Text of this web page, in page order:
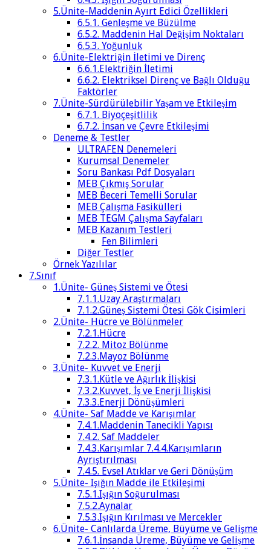
5.Ünite-Maddenin Ayırt Edici Özellikleri
6.5.1. Genleşme ve Büzülme
6.5.2. Maddenin Hal Değişim Noktaları
6.5.3. Yoğunluk
6.Ünite-Elektriğin İletimi ve Direnç
6.6.1.Elektriğin İletimi
6.6.2. Elektriksel Direnç ve Bağlı Olduğu
Faktörler
7.Ünite-Sürdürülebilir Yaşam ve Etkileşim
6.7.1. Biyoçeşitlilik
6.7.2. İnsan ve Çevre Etkileşimi
Deneme & Testler
ULTRAFEN Denemeleri
Kurumsal Denemeler
Soru Bankası Pdf Dosyaları
MEB Çıkmış Sorular
MEB Beceri Temelli Sorular
MEB Çalışma Fasikülleri
MEB TEGM Çalışma Sayfaları
MEB Kazanım Testleri
Fen Bilimleri
Diğer Testler
Örnek Yazılılar
7.Sınıf
1.Ünite- Güneş Sistemi ve Ötesi
7.1.1.Uzay Araştırmaları
7.1.2.Güneş Sistemi Ötesi Gök Cisimleri
2.Ünite- Hücre ve Bölünmeler
7.2.1.Hücre
7.2.2. Mitoz Bölünme
7.2.3.Mayoz Bölünme
3.Ünite- Kuvvet ve Enerji
7.3.1.Kütle ve Ağırlık İlişkisi
7.3.2.Kuvvet, İş ve Enerji İlişkisi
7.3.3.Enerji Dönüşümleri
4.Ünite- Saf Madde ve Karışımlar
7.4.1.Maddenin Tanecikli Yapısı
7.4.2. Saf Maddeler
7.4.3.Karışımlar 7.4.4.Karışımların
Ayrıştırılması
7.4.5. Evsel Atıklar ve Geri Dönüşüm
5.Ünite- Işığın Madde ile Etkileşimi
7.5.1.Işığın Soğurulması
7.5.2.Aynalar
7.5.3.Işığın Kırılması ve Mercekler
6.Ünite- Canlılarda Üreme, Büyüme ve Gelişme
7.6.1.İnsanda Üreme, Büyüme ve Gelişme